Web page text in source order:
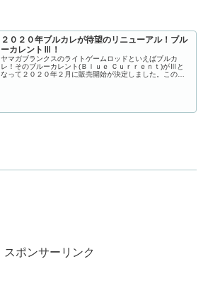
２０２０年ブルカレが待望のリニューアル！ブル
ーカレントⅢ！
ヤマガブランクスのライトゲームロッドといえばブルカ
レ！そのブルーカレント(Ｂｌｕｅ Ｃｕｒｒｅｎｔ)がⅢと
なって２０２０年２月に販売開始が決定しました。この記
スポンサーリンク